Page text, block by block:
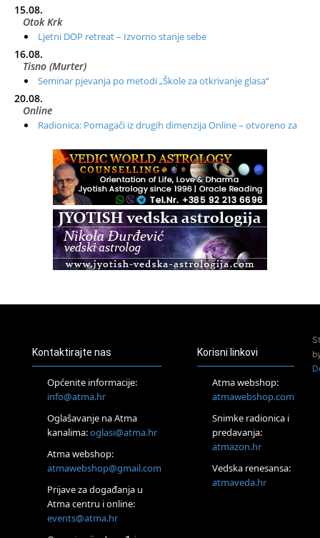
15.08.
Otok Krk
Ljetni DOP retreat – Izvorno stanje sebe
16.08.
Tisno (Murter)
Seminar pjevanja po metodi „Škole za otkrivanje glasa“
20.08.
Online
Radionica: Pomagači iz drugih dimenzija Online – otvoreno za
Zagreb+Online
Osnovni ThetaHealing® tečaj, Zagreb i Online
Access BARS®, otpusti stres
Access Energetski Facelift®
Tečaj Višeg Vodstva, razvijanja intuicije i Akaša zapisa
25.08.
Upisi u program Profesionalni hipnoterapeut — nova
generacija kreće 25.08. 2026.
Online
Visoko
Alemka Dauskardt – Jednodnevna radionica sistemskih
konstelacija
Kontaktirajte nas
Općenite informacije:
info@atma.hr
Oglašavanje na Atma
kanalima:oglasi@atma.hr
Atma webshop:
atmawebshop@gmail.com
Prijave za događanja u
Atma centru i online:
events@atma.hr
Korisni linkovi
Atma webshop:
atmawebshop.com
Snimke radionica i
predavanja:
atmazon.hr
Vedska renesansa:
atmaveda.hr